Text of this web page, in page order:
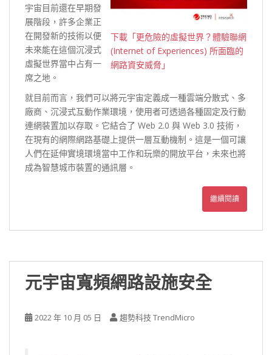
下載「更危險的虛擬世界？體驗聯網
(Internet of Experiences) 所面臨的
網路資安威脅」
宇宙目前還在早期發
展階段，許多企業正
在開發新的技術以便
未來能在這個沉浸式
虛擬世界當中占有一
席之地。
就目前而言，我們可以將元宇宙定義成一種雲端分散式、多
廠商、沉浸式互動作業環境，使用者可透過各種固定及行動
連網裝置加以存取。它結合了 Web 2.0 與 Web 3.0 技術，
在現有的網際網路基礎上提供一層互動機制。這是一個可讓
人們在延伸實境環境當中工作和玩樂的開放平台，未來也將
成為智慧城市裝置的通訊層。
繼續閱讀
元宇宙寬頻網路設施安全
2022 年 10 月 05 日 趨勢科技 TrendMicro